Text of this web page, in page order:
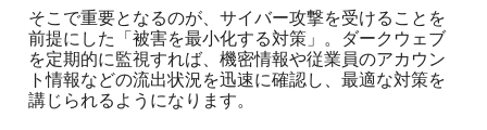
そこで重要となるのが、サイバー攻撃を受けることを
前提にした「被害を最小化する対策」。
ダークウェブ
を定期的に監視すれば、機密情報や従業員のアカウン
ト情報などの流出状況を迅速に確認し、最適な対策を
講じられるようになります。